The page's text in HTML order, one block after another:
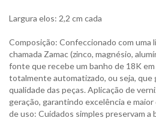
Largura elos: 2,2 cm cada
Composição: Confeccionado com uma
chamada Zamac (zinco, magnésio,
fonte que recebe um banho de 18K
totalmente automatizado, ou seja, que
qualidade das peças. Aplicação de
geração, garantindo excelência e
de uso: Cuidados simples preservam a